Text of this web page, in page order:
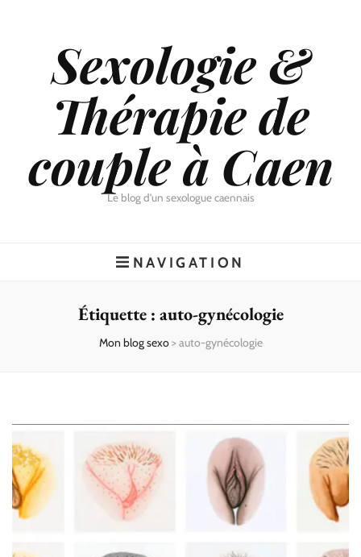
Sexologie &
Thérapie de
couple à Caen
Le blog d'un sexologue caennais
NAVIGATION
Étiquette : auto-gynécologie
Mon blog sexo>auto-gynécologie